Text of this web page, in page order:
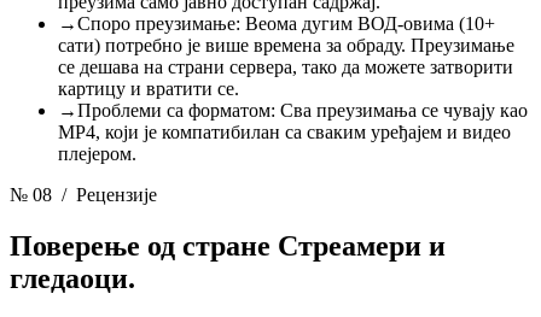
→Споро преузимање: Веома дугим ВОД-овима (10+
сати) потребно је више времена за обраду. Преузимање
се дешава на страни сервера, тако да можете затворити
картицу и вратити се.
→Проблеми са форматом: Сва преузимања се чувају као
MP4, који је компатибилан са сваким уређајем и видео
плејером.
№ 08 / Рецензије
Поверење од стране Стреамери и
гледаоци.